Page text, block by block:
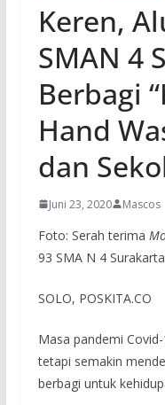
Keren,
SMAN 4
Berbagi
Hand
dan
Juni 23, 2020 Mascos
Foto: Serah terima
93 SMA N 4
SOLO, POSKITA.CO
Masa pandemi
tetapi semakin
berbagi untuk